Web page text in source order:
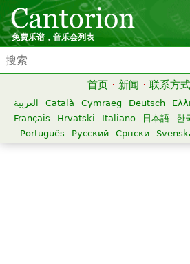
免费乐谱，音乐会列表
首页 · 新闻 · 联系方式
العربية Català Cymraeg Deutsch
Français
Hrvatski Italiano 日本語 한
Português
Русский Српски